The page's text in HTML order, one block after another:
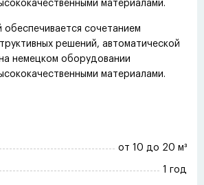
материалами.
обеспечивается сочетанием
решений, автоматической
немецком оборудовании
материалами.
от 10 до 20 м³
1 год